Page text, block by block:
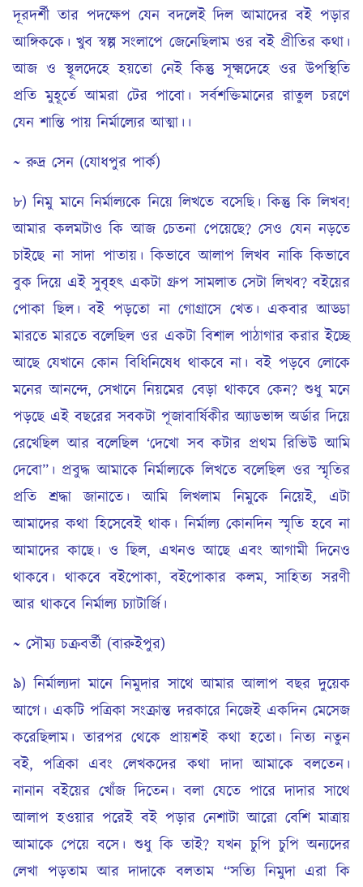
দূরদর্শী তার পদক্ষেপ যেন বদলেই দিল আমাদের বই পড়ার
আঙ্গিককে। খুব স্বল্প সংলাপে জেনেছিলাম ওর বই প্রীতির কথা।
আজ ও স্থূলদেহে হয়তো নেই কিন্তু সূক্ষ্মদেহে ওর উপস্থিতি
প্রতি মুহূর্তে আমরা টের পাবো। সর্বশক্তিমানের রাতুল চরণে
যেন শান্তি পায় নির্মাল্যের আত্মা।।
~ রুদ্র সেন (যোধপুর পার্ক)
৮) নিমু মানে নির্মাল্যকে নিয়ে লিখতে বসেছি। কিন্তু কি লিখব!
আমার কলমটাও কি আজ চেতনা পেয়েছে? সেও যেন নড়তে
চাইছে না সাদা পাতায়। কিভাবে আলাপ লিখব নাকি কিভাবে
বুক দিয়ে এই সুবৃহৎ একটা গ্রুপ সামলাত সেটা লিখব? বইয়ের
পোকা ছিল। বই পড়তো না গোগ্রাসে খেত। একবার আড্ডা
মারতে মারতে বলেছিল ওর একটা বিশাল পাঠাগার করার ইচ্ছে
আছে যেখানে কোন বিধিনিষেধ থাকবে না। বই পড়বে লোকে
মনের আনন্দে, সেখানে নিয়মের বেড়া থাকবে কেন? শুধু মনে
পড়ছে এই বছরের সবকটা পূজাবার্ষিকীর অ্যাডভান্স অর্ডার দিয়ে
রেখেছিল আর বলেছিল ‘দেখো সব কটার প্রথম রিভিউ আমি
দেবো”। প্রবুদ্ধ আমাকে নির্মাল্যকে লিখতে বলেছিল ওর স্মৃতির
প্রতি শ্রদ্ধা জানাতে। আমি লিখলাম নিমুকে নিয়েই, এটা
আমাদের কথা হিসেবেই থাক। নির্মাল্য কোনদিন স্মৃতি হবে না
আমাদের কাছে। ও ছিল, এখনও আছে এবং আগামী দিনেও
থাকবে। থাকবে বইপোকা, বইপোকার কলম, সাহিত্য সরণী
আর থাকবে নির্মাল্য চ্যাটার্জি।
~ সৌম্য চক্রবর্তী (বারুইপুর)
৯) নির্মাল্যদা মানে নিমুদার সাথে আমার আলাপ বছর দুয়েক
আগে। একটি পত্রিকা সংক্রান্ত দরকারে নিজেই একদিন মেসেজ
করেছিলাম। তারপর থেকে প্রায়শই কথা হতো। নিত্য নতুন
বই, পত্রিকা এবং লেখকদের কথা দাদা আমাকে বলতেন।
নানান বইয়ের খোঁজ দিতেন। বলা যেতে পারে দাদার সাথে
আলাপ হওয়ার পরেই বই পড়ার নেশাটা আরো বেশি মাত্রায়
আমাকে পেয়ে বসে। শুধু কি তাই? যখন চুপি চুপি অন্যদের
লেখা পড়তাম আর দাদাকে বলতাম “সত্যি নিমুদা এরা কি